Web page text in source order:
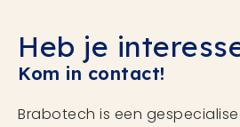
Heb je
Kom in contact!
Brabotech is een